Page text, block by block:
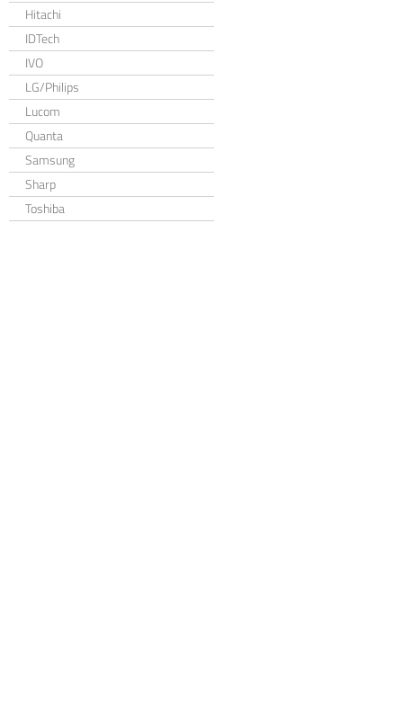
Hitachi
IDTech
IVO
LG/Philips
Lucom
Quanta
Samsung
Sharp
Toshiba